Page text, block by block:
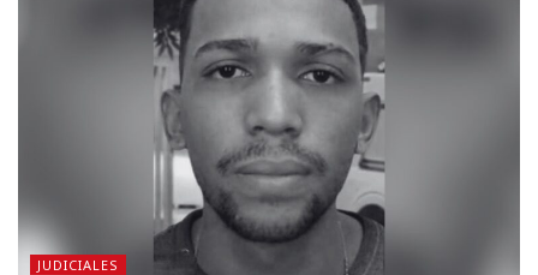
JUDICIALES